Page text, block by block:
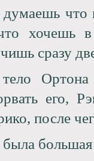
что
хочешь
сразу
Ортона
его,
после